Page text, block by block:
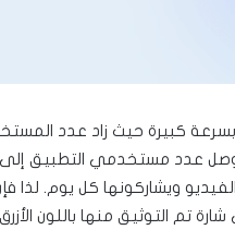
كبيرة حيث زاد عدد
وصل عدد مستخدمي التطبيق
ويشاركونها كل يوم. لذا
تم التوثيق منها باللون